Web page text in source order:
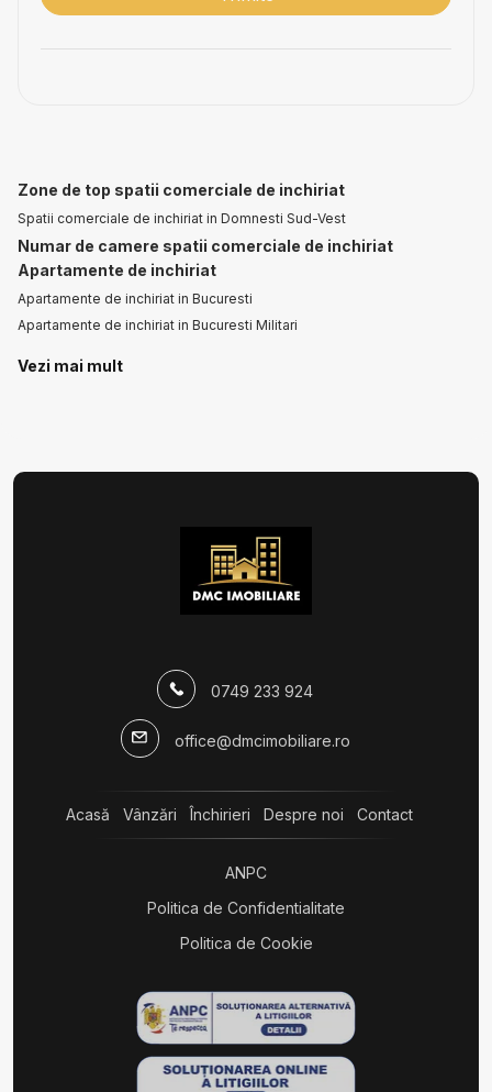
Zone de top spatii comerciale de inchiriat
Spatii comerciale de inchiriat in Domnesti Sud-Vest
Numar de camere spatii comerciale de inchiriat
Apartamente de inchiriat
Apartamente de inchiriat in Bucuresti
Apartamente de inchiriat in Bucuresti Militari
Vezi mai mult
0749 233 924
office@dmcimobiliare.ro
Acasă Vânzări Închirieri Despre noi Contact
ANPC
Politica de Confidentialitate
Politica de Cookie